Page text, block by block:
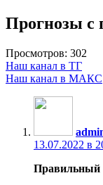
Прогнозы с
Просмотров: 302
Наш канал в ТГ
Наш канал в МАКС
13.07.2022 в
Правильный